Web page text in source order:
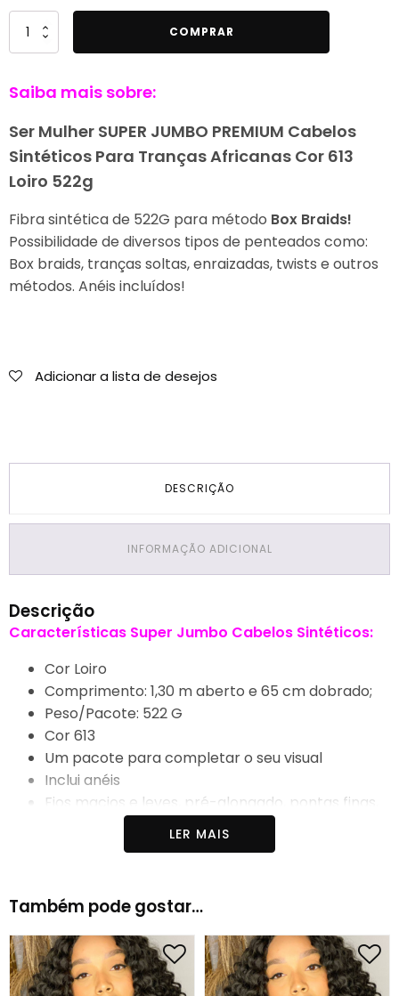
Quantidade
de
Mulher
JUMBO
PREMIUM
Cabelos
Para
Tranças
Africanas
Cor
COMPRAR
Saiba mais sobre:
Ser Mulher SUPER JUMBO PREMIUM Cabelos
Sintéticos Para Tranças Africanas Cor 613
Loiro 522g
Fibra sintética de 522G para método Box Braids!
Possibilidade de diversos tipos de penteados como:
Box braids, tranças soltas, enraizadas, twists e outros
métodos. Anéis incluídos!
Adicionar a lista de desejos
DESCRIÇÃO
INFORMAÇÃO ADICIONAL
Descrição
Características Super Jumbo Cabelos Sintéticos:
Cor Loiro
Comprimento: 1,30 m aberto e 65 cm dobrado;
Peso/Pacote: 522 G
Cor 613
Um pacote para completar o seu visual
Inclui anéis
Fios macios e leves, pré-alongado, pontas finas,
pouco brilho, fácil de gerir.
Pode ser finalizada em água quente de até 90°
Sem coceira no couro cabeludo
Muito mais leve
Acabamento Natural
LER MAIS
Também pode gostar…